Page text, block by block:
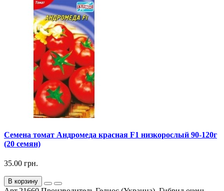
Семена томат Андромеда красная F1 низкорослый 90-120г
(20 семян)
35.00 грн.
В корзину